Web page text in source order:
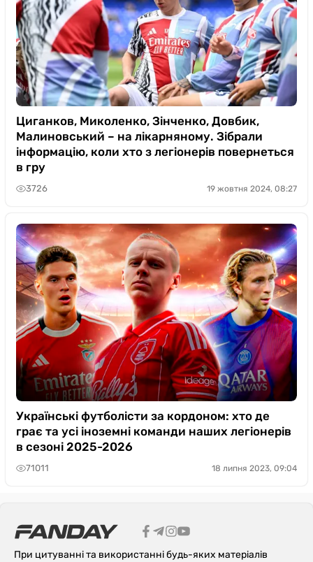
Циганков, Миколенко, Зінченко, Довбик,
Малиновський – на лікарняному. Зібрали
інформацію, коли хто з легіонерів повернеться
в гру
3726 19 жовтня 2024, 08:27
Українські футболісти за кордоном: хто де
грає та усі іноземні команди наших легіонерів
в сезоні 2025-2026
71011 18 липня 2023, 09:04
При цитуванні та використанні будь-яких матеріалів